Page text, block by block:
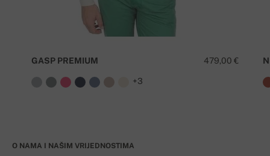
479,00 €
GASP PREMIUM
+3
O NAMA I NAŠIM VRIJEDNOSTIMA